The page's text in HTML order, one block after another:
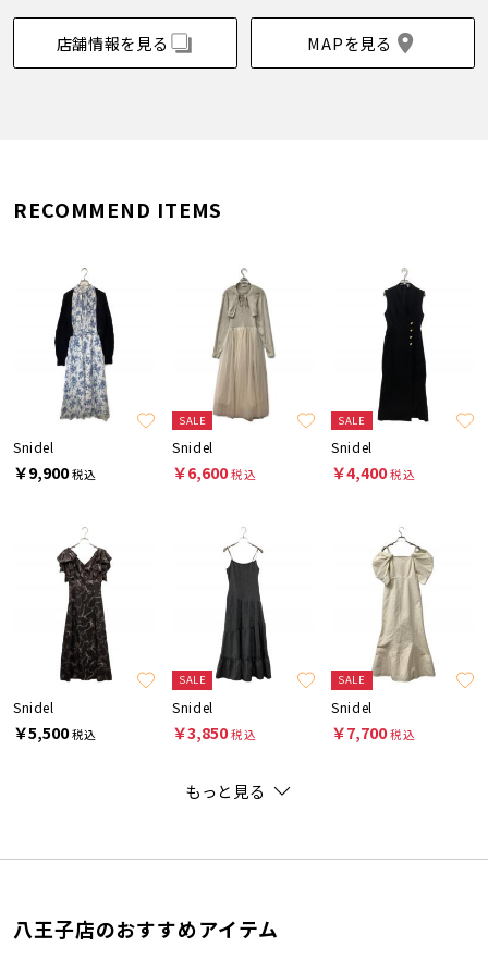
店舗情報を見る MAPを見る
RECOMMEND ITEMS
Snidel
￥9,900税込
SALE
Snidel
￥6,600税込
SALE
Snidel
￥4,400税込
Snidel
￥5,500税込
SALE
Snidel
￥3,850税込
SALE
Snidel
￥7,700税込
もっと見る
八王子店のおすすめアイテム